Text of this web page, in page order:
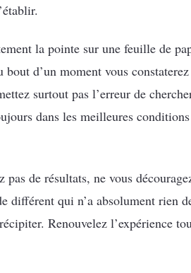
la pointe sur une feuille de
d’un moment vous
surtout pas l’erreur de
dans les meilleures
pas de résultats, ne vous
différent qui n’a absolument rien
Renouvelez l’expérience